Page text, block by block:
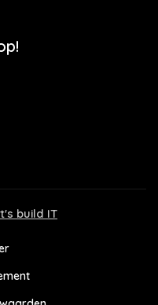
build IT